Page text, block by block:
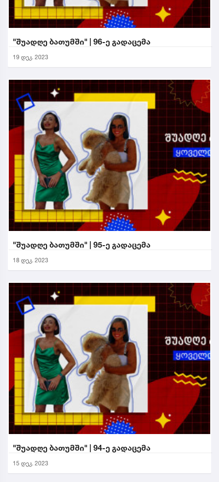
"შუადღე ბათუმში" | 96-ე გადაცემა
19 დეკ. 2023
"შუადღე ბათუმში" | 95-ე გადაცემა
18 დეკ. 2023
"შუადღე ბათუმში" | 94-ე გადაცემა
15 დეკ. 2023